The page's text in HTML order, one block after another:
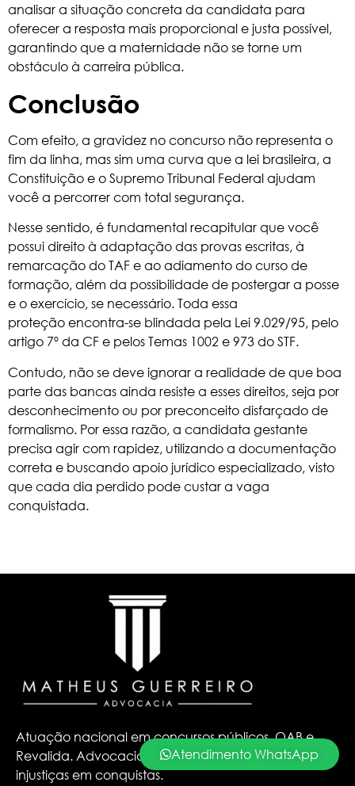
analisar a situação concreta da candidata para
oferecer a resposta mais proporcional e justa possível,
garantindo que a maternidade não se torne um
obstáculo à carreira pública.
Conclusão
Com efeito, a gravidez no concurso não representa o
fim da linha, mas sim uma curva que a lei brasileira, a
Constituição e o Supremo Tribunal Federal ajudam
você a percorrer com total segurança.
Nesse sentido, é fundamental recapitular que você
possui direito à adaptação das provas escritas, à
remarcação do TAF e ao adiamento do curso de
formação, além da possibilidade de postergar a posse
e o exercício, se necessário. Toda essa
proteção encontra-se blindada pela Lei 9.029/95, pelo
artigo 7º da CF e pelos Temas 1002 e 973 do STF.
Contudo, não se deve ignorar a realidade de que boa
parte das bancas ainda resiste a esses direitos, seja por
desconhecimento ou por preconceito disfarçado de
formalismo. Por essa razão, a candidata gestante
precisa agir com rapidez, utilizando a documentação
correta e buscando apoio jurídico especializado, visto
que cada dia perdido pode custar a vaga
conquistada.
Atuação nacional em concursos públicos, OAB e
Revalida. Advocacia especializada para transformar
injustiças em conquistas.
Atendimento WhatsApp